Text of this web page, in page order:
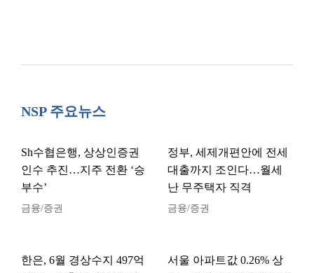
NSP 주요뉴스
Sh수협은행, 상상인증권
인수 추진…지주 전환 ‘승
부수’
금융/증권
정부, 세제개편안에 전세
대출까지 조인다…월세
난 무주택자 직격
금융/증권
한은, 6월 경상수지 497억
서울 아파트값 0.26% 상